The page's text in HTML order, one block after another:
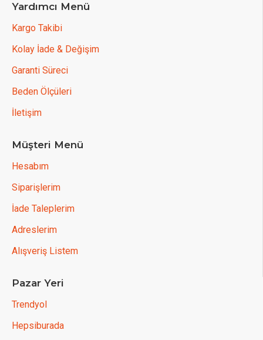
Yardımcı Menü
Kargo Takibi
Kolay İade & Değişim
Garanti Süreci
Beden Ölçüleri
İletişim
Müşteri Menü
Hesabım
Siparişlerim
İade Taleplerim
Adreslerim
Alışveriş Listem
Pazar Yeri
Trendyol
Hepsiburada